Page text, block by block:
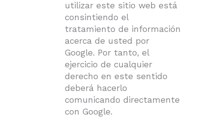
utilizar este sitio web está
consintiendo el
tratamiento de información
acerca de usted por
Google. Por tanto, el
ejercicio de cualquier
derecho en este sentido
deberá hacerlo
comunicando directamente
con Google.